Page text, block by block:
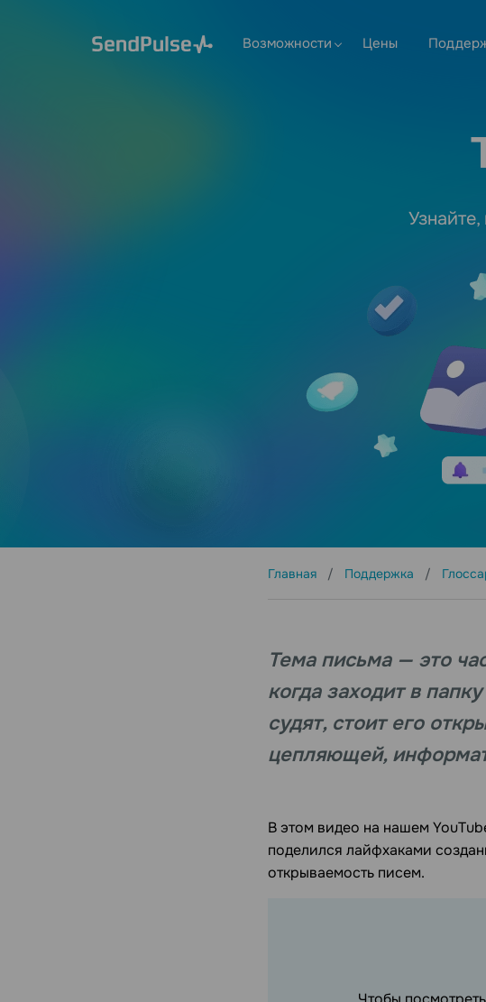
Возможности Цены
Главная Поддержка
Тема письма — это
когда заходит в
судят, стоит его
цепляющей,
В этом видео на нашем
поделился лайфхаками
открываемость писем.